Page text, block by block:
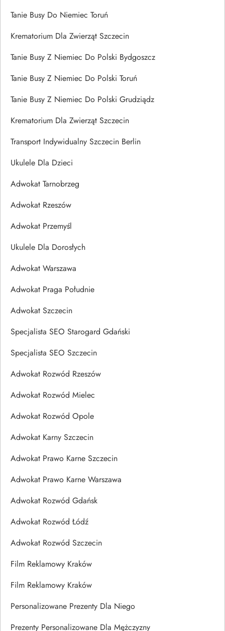
Tanie Busy Do Niemiec Toruń
Krematorium Dla Zwierząt Szczecin
Tanie Busy Z Niemiec Do Polski Bydgoszcz
Tanie Busy Z Niemiec Do Polski Toruń
Tanie Busy Z Niemiec Do Polski Grudziądz
Krematorium Dla Zwierząt Szczecin
Transport Indywidualny Szczecin Berlin
Ukulele Dla Dzieci
Adwokat Tarnobrzeg
Adwokat Rzeszów
Adwokat Przemyśl
Ukulele Dla Dorosłych
Adwokat Warszawa
Adwokat Praga Południe
Adwokat Szczecin
Specjalista SEO Starogard Gdański
Specjalista SEO Szczecin
Adwokat Rozwód Rzeszów
Adwokat Rozwód Mielec
Adwokat Rozwód Opole
Adwokat Karny Szczecin
Adwokat Prawo Karne Szczecin
Adwokat Prawo Karne Warszawa
Adwokat Rozwód Gdańsk
Adwokat Rozwód Łódź
Adwokat Rozwód Szczecin
Film Reklamowy Kraków
Film Reklamowy Kraków
Personalizowane Prezenty Dla Niego
Prezenty Personalizowane Dla Mężczyzny